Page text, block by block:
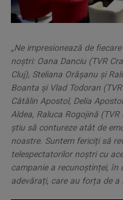
„Ne impresionează de
noștri: Oana Danciu (TVR
Cluj), Steliana Orășanu și
Boanta și Vlad Todoran
Cătălin Apostol, Delia
Aldea, Raluca Rogojină
știu să contureze atât de
noastre. Suntem fericiți să
telespectatorilor noștri cu
campanie a recunoștinței, în
adevărați, care au forța de a